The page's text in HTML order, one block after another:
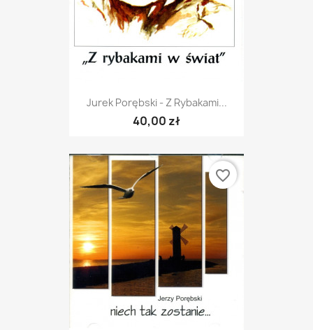
Jurek Porębski - Z Rybakami...
40,00 zł
favorite_border